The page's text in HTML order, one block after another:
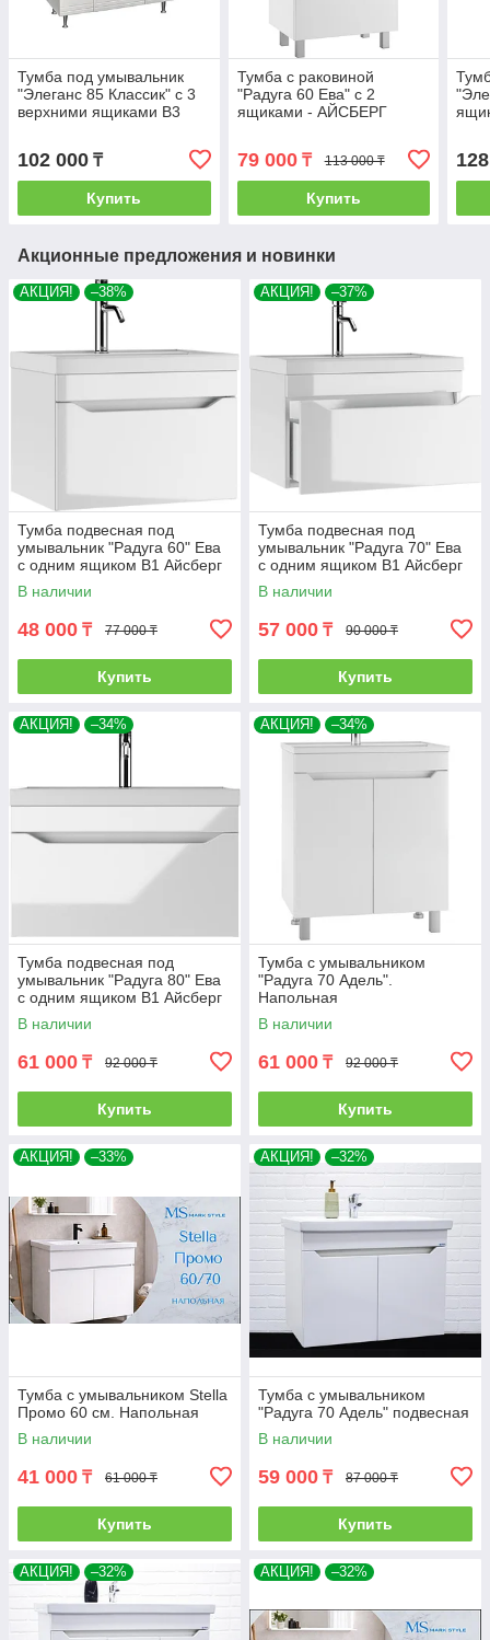
Тумба под умывальник
"Элеганс 85 Классик" с 3
верхними ящиками В3
102 000 ₸
Купить
Тумба с раковиной
"Радуга 60 Ева" с 2
ящиками - АЙСБЕРГ
79 000₸ 113 000 ₸
Купить
Акционные предложения и новинки
АКЦИЯ! –38%
Тумба подвесная под
умывальник "Радуга 60" Ева
с одним ящиком В1 Айсберг
В наличии
48 000 ₸ 77 000 ₸
Купить
АКЦИЯ! –37%
Тумба подвесная под
умывальник "Радуга 70" Ева
с одним ящиком В1 Айсберг
В наличии
57 000 ₸ 90 000 ₸
Купить
АКЦИЯ! –34%
Тумба подвесная под
умывальник "Радуга 80" Ева
с одним ящиком В1 Айсберг
В наличии
61 000 ₸ 92 000 ₸
Купить
АКЦИЯ! –34%
Тумба с умывальником
"Радуга 70 Адель".
Напольная
В наличии
61 000 ₸ 92 000 ₸
Купить
АКЦИЯ! –33%
Тумба с умывальником Stella
Промо 60 см. Напольная
В наличии
41 000 ₸ 61 000 ₸
Купить
АКЦИЯ! –32%
Тумба с умывальником
"Радуга 70 Адель" подвесная
В наличии
59 000 ₸ 87 000 ₸
Купить
АКЦИЯ! –32% АКЦИЯ! –32%